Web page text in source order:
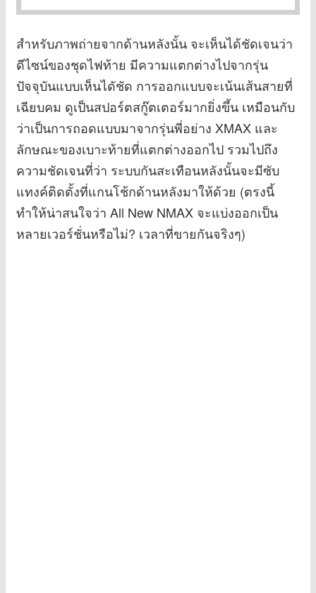
สำหรับภาพถ่ายจากด้านหลังนั้น จะเห็นได้ชัดเจนว่า
ดีไซน์ของชุดไฟท้าย มีความแตกต่างไปจากรุ่น
ปัจจุบันแบบเห็นไดัชัด การออกแบบจะเน้นเส้นสายที่
เฉียบคม ดูเป็นสปอร์ตสกู๊ตเตอร์มากยิ่งขึ้น เหมือนกับ
ว่าเป็นการถอดแบบมาจากรุ่นพี่อย่าง XMAX และ
ลักษณะของเบาะท้ายที่แตกต่างออกไป รวมไปถึง
ความชัดเจนที่ว่า ระบบกันสะเทือนหลังนั้นจะมีซับ
แทงค์ติดตั้งที่แกนโช้กด้านหลังมาให้ด้วย (ตรงนี้
ทำให้น่าสนใจว่า All New NMAX จะแบ่งออกเป็น
หลายเวอร์ชั่นหรือไม่? เวลาที่ขายกันจริงๆ)